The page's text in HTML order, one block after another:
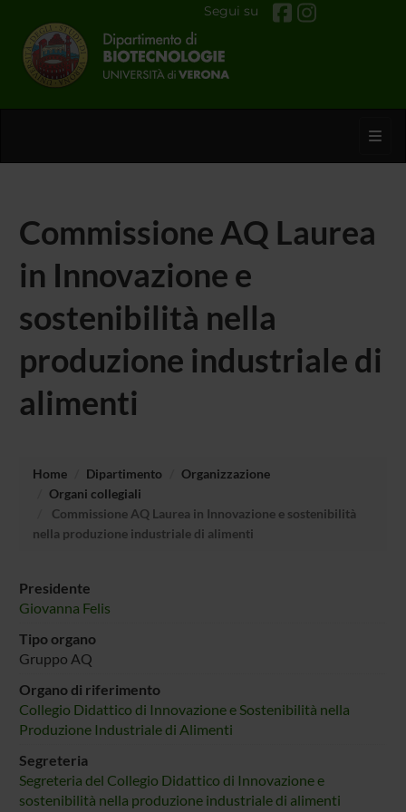
Segui su
Commissione AQ Laurea
in Innovazione e
sostenibilità nella
produzione industriale di
alimenti
Home Dipartimento
Organizzazione
Organi collegiali
Commissione AQ Laurea in Innovazione e sostenibilità
nella produzione industriale di alimenti
Presidente
Giovanna Felis
Tipo organo
Gruppo AQ
Organo di riferimento
Collegio Didattico di Innovazione e Sostenibilità nella
Produzione Industriale di Alimenti
Segreteria
Segreteria del Collegio Didattico di Innovazione e
sostenibilità nella produzione industriale di alimenti